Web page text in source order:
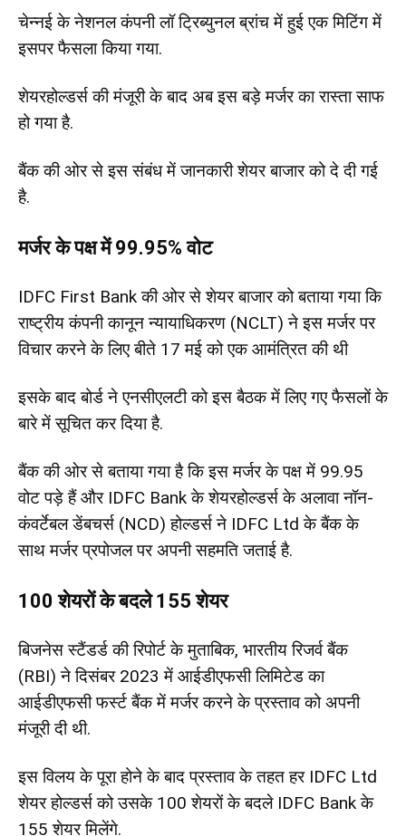
चेन्नई के नेशनल कंपनी लॉ ट्रिब्युनल ब्रांच में हुई एक मिटिंग में
इसपर फैसला किया गया.
शेयरहोल्डर्स की मंजूरी के बाद अब इस बड़े मर्जर का रास्ता साफ
हो गया है.
बैंक की ओर से इस संबंध में जानकारी शेयर बाजार को दे दी गई
है.
मर्जर के पक्ष में 99.95% वोट
IDFC First Bank की ओर से शेयर बाजार को बताया गया कि
राष्ट्रीय कंपनी कानून न्यायाधिकरण (NCLT) ने इस मर्जर पर
विचार करने के लिए बीते 17 मई को एक आमंत्रित की थी
इसके बाद बोर्ड ने एनसीएलटी को इस बैठक में लिए गए फैसलों के
बारे में सूचित कर दिया है.
बैंक की ओर से बताया गया है कि इस मर्जर के पक्ष में 99.95
वोट पड़े हैं और IDFC Bank के शेयरहोल्डर्स के अलावा नॉन-
कंवर्टेबल डेंबचर्स (NCD) होल्डर्स ने IDFC Ltd के बैंक के
साथ मर्जर प्रपोजल पर अपनी सहमति जताई है.
100 शेयरों के बदले 155 शेयर
बिजनेस स्टैंडर्ड की रिपोर्ट के मुताबिक, भारतीय रिजर्व बैंक
(RBI) ने दिसंबर 2023 में आईडीएफसी लिमिटेड का
आईडीएफसी फर्स्ट बैंक में मर्जर करने के प्रस्ताव को अपनी
मंजूरी दी थी.
इस विलय के पूरा होने के बाद प्रस्ताव के तहत हर IDFC Ltd
शेयर होल्डर्स को उसके 100 शेयरों के बदले IDFC Bank के
155 शेयर मिलेंगे.